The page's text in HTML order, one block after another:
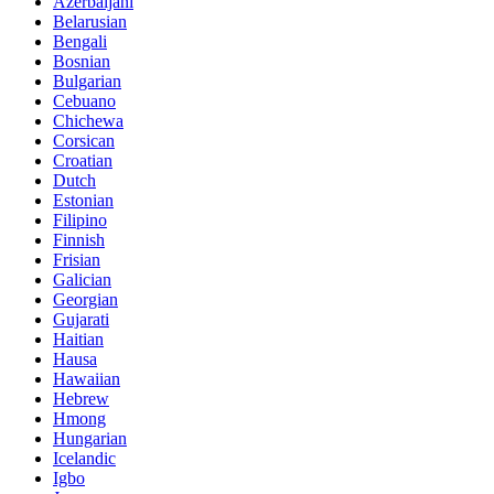
Belarusian
Bengali
Bosnian
Bulgarian
Cebuano
Chichewa
Corsican
Croatian
Dutch
Estonian
Filipino
Finnish
Frisian
Galician
Georgian
Gujarati
Haitian
Hausa
Hawaiian
Hebrew
Hmong
Hungarian
Icelandic
Igbo